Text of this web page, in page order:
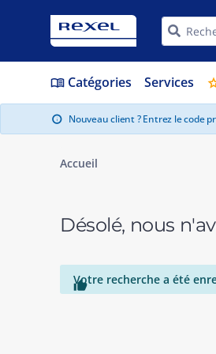
menu_book Catégories Services
info Nouveau client ? Entrez le code
Accueil
Désolé, nous

Votre recherche a été